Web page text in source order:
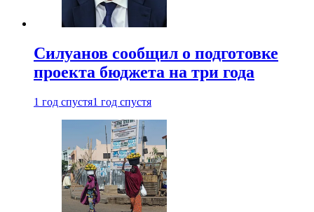
Силуанов сообщил о подготовке
проекта бюджета на три года
1 год спустя1 год спустя